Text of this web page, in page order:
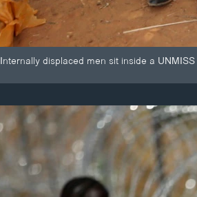
Internally displaced men sit inside a